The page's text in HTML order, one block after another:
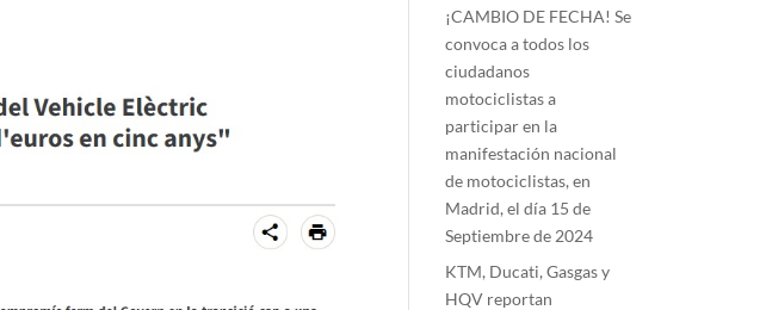
¡CAMBIO DE FECHA! Se
convoca a todos los
ciudadanos
motociclistas a
participar en la
manifestación nacional
de motociclistas, en
Madrid, el día 15 de
Septiembre de 2024
KTM, Ducati, Gasgas y
HQV reportan